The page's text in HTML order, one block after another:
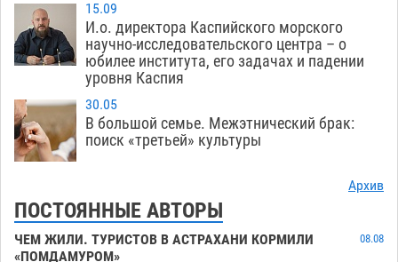
15.09
И.о. директора Каспийского морского
научно-исследовательского центра – о
юбилее института, его задачах и падении
уровня Каспия
30.05
В большой семье. Межэтнический брак:
поиск «третьей» культуры
Архив
ПОСТОЯННЫЕ АВТОРЫ
ЧЕМ ЖИЛИ. ТУРИСТОВ В АСТРАХАНИ КОРМИЛИ
«ПОМДАМУРОМ»
08.08